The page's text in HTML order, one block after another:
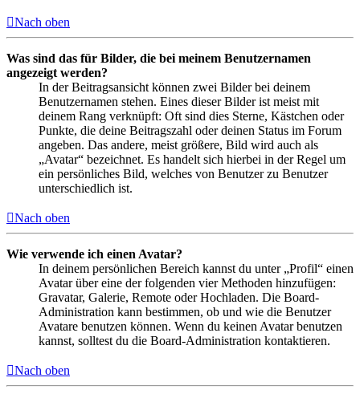
Nach oben
Was sind das für Bilder, die bei meinem Benutzernamen
angezeigt werden?
In der Beitragsansicht können zwei Bilder bei deinem
Benutzernamen stehen. Eines dieser Bilder ist meist mit
deinem Rang verknüpft: Oft sind dies Sterne, Kästchen oder
Punkte, die deine Beitragszahl oder deinen Status im Forum
angeben. Das andere, meist größere, Bild wird auch als
„Avatar“ bezeichnet. Es handelt sich hierbei in der Regel um
ein persönliches Bild, welches von Benutzer zu Benutzer
unterschiedlich ist.
Nach oben
Wie verwende ich einen Avatar?
In deinem persönlichen Bereich kannst du unter „Profil“ einen
Avatar über eine der folgenden vier Methoden hinzufügen:
Gravatar, Galerie, Remote oder Hochladen. Die Board-
Administration kann bestimmen, ob und wie die Benutzer
Avatare benutzen können. Wenn du keinen Avatar benutzen
kannst, solltest du die Board-Administration kontaktieren.
Nach oben